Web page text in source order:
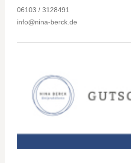
06103 / 3128491
info@nina-berck.de